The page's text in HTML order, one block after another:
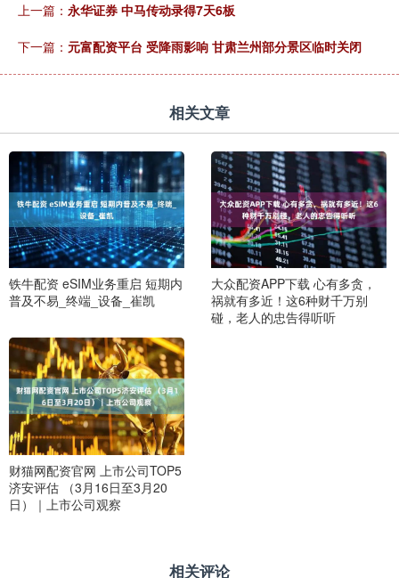
上一篇： 永华证券 中马传动录得7天6板
下一篇： 元富配资平台 受降雨影响 甘肃兰州部分景区临时关闭
相关文章
铁牛配资 eSIM业务重启 短期内
普及不易_终端_设备_崔凯
大众配资APP下载 心有多贪，
祸就有多近！这6种财千万别
碰，老人的忠告得听听
财猫网配资官网 上市公司TOP5
济安评估 （3月16日至3月20
日）｜上市公司观察
相关评论